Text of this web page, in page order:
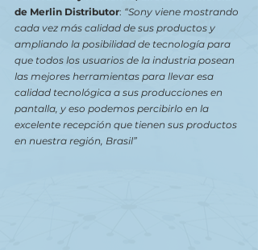
de Merlin Distributor: “Sony viene mostrando
cada vez más calidad de sus productos y
ampliando la posibilidad de tecnología para
que todos los usuarios de la industria posean
las mejores herramientas para llevar esa
calidad tecnológica a sus producciones en
pantalla, y eso podemos percibirlo en la
excelente recepción que tienen sus productos
en nuestra región, Brasil”